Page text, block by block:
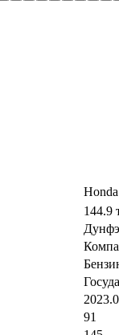
144.9
91